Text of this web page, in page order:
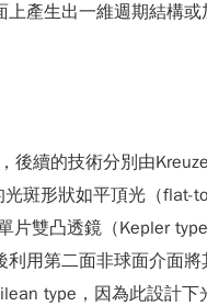
產生出一維週期結構
續的技術分別由
斑形狀如平頂光（
片雙凸透鏡（Kepler
用第二面非球面介面
type，因為此設計